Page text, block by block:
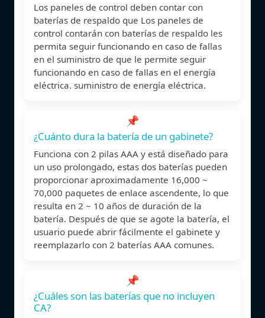
Los paneles de control deben contar con
baterías de respaldo que Los paneles de
control contarán con baterías de respaldo les
permita seguir funcionando en caso de fallas
en el suministro de que le permite seguir
funcionando en caso de fallas en el energía
eléctrica. suministro de energía eléctrica.
📌
¿Cuánto dura la batería de un gabinete?
Funciona con 2 pilas AAA y está diseñado para
un uso prolongado, estas dos baterías pueden
proporcionar aproximadamente 16,000 ~
70,000 paquetes de enlace ascendente, lo que
resulta en 2 ~ 10 años de duración de la
batería. Después de que se agote la batería, el
usuario puede abrir fácilmente el gabinete y
reemplazarlo con 2 baterías AAA comunes.
📌
¿Cuáles son las baterías que no incluyen
CA?